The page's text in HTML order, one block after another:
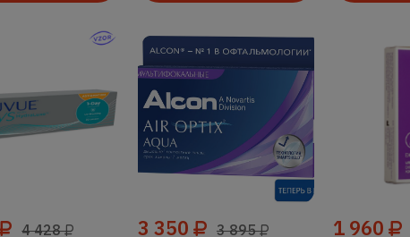
4 428 3 350 3 895 1 960